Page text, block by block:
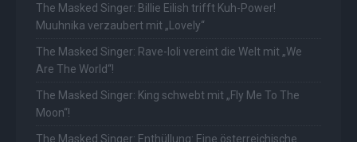
The Masked Singer: Billie Eilish trifft Kuh-Power!
Muuhnika verzaubert mit „Lovely“
The Masked Singer: Rave-Ioli vereint die Welt mit „We
Are The World“!
The Masked Singer: King schwebt mit „Fly Me To The
Moon“!
The Masked Singer: Enthüllung: Eine österreichische